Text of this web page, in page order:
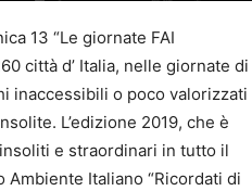
13 “Le giornate FAI
città d’ Italia, nelle giornate di
inaccessibili o poco valorizzati
L’edizione 2019, che è
e straordinari in tutto il
Ambiente Italiano “Ricordati di